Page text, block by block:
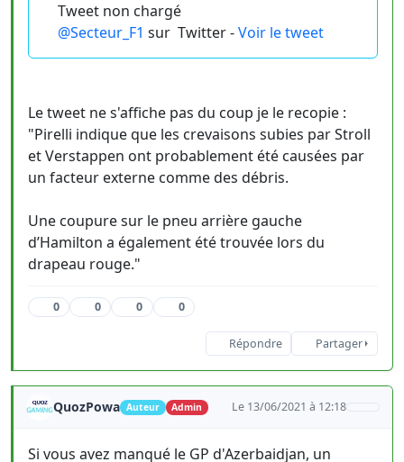
Tweet non chargé
@Secteur_F1 sur Twitter -Voir le tweet
Le tweet ne s'affiche pas du coup je le recopie :
"Pirelli indique que les crevaisons subies par Stroll
et Verstappen ont probablement été causées par
un facteur externe comme des débris.
Une coupure sur le pneu arrière gauche
d’Hamilton a également été trouvée lors du
drapeau rouge."
0 0 0 0
Répondre Partager
QuozPowa Auteur Admin Le 13/06/2021 à 12:18
Si vous avez manqué le GP d'Azerbaidjan, un